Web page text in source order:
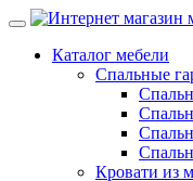
Каталог мебели
Спальные
Кровати из